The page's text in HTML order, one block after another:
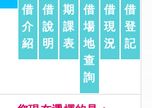
借
介
紹
借
說
明
期
課
表
借
場
地
查
詢
借
現
況
借
登
記